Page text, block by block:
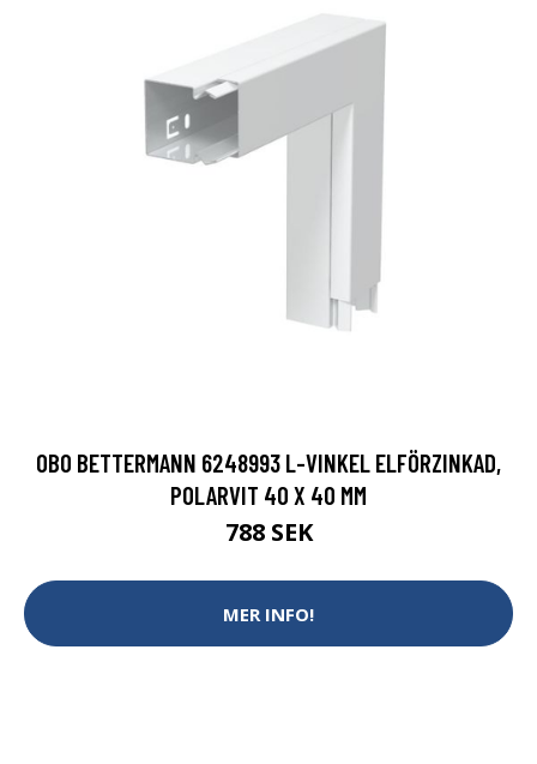
OBO BETTERMANN 6248993 L-VINKEL ELFÖRZINKAD,
POLARVIT 40 X 40 MM
788 SEK
MER INFO!